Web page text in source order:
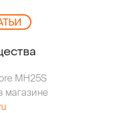
MH25S
магазине